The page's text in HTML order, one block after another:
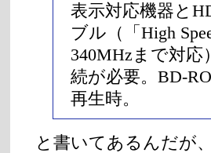
表示対応機器と
ブル（「High
340MHzまで対応
続が必要。BD-
再生時。
と書いてあるんだが